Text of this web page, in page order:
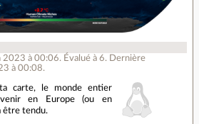
2023 à 00:06. Évalué à6.
Dernière
à 00:08.
carte, le monde entier
venir en Europe (ou en
être tendu.